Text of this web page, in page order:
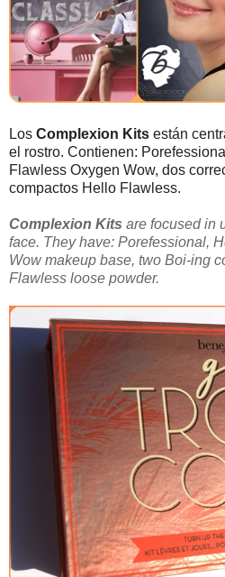
Los Complexion Kits están
el rostro. Contienen:
Flawless Oxygen Wow, dos
compactos Hello Flawless.
Complexion Kits are focused in
face. They have: Porefessional,
Wow makeup base, two Boi-ing
Flawless loose powder.